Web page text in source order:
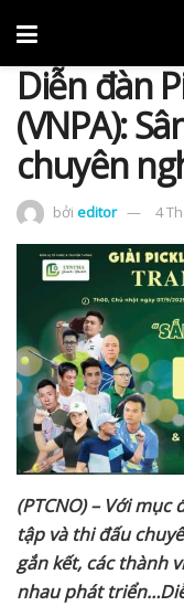
Diễn đàn
(VNPA):
chuyên
bởi editor 4
(PTCNO) – Với
tập và thi đấu
gắn kết, các thành
nhau phát triển